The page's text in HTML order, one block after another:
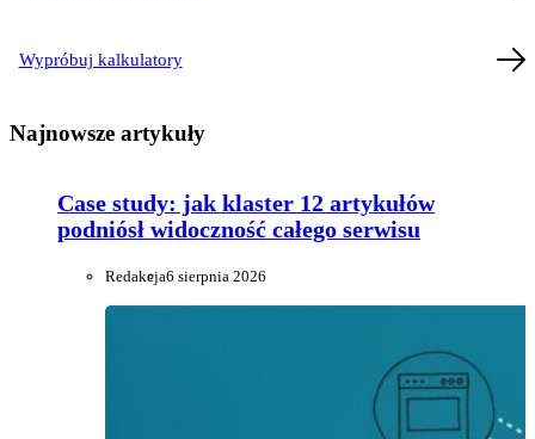
Wypróbuj kalkulatory
Najnowsze artykuły
Case study: jak klaster 12 artykułów
podniósł widoczność całego serwisu
Redakcja6 sierpnia 2026